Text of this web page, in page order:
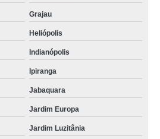
Jardim Marajoara
Clube
Araçatuba
Grajau
Heliópolis
Indianópolis
Ipiranga
Jabaquara
Jardim Europa
Jardim Luzitânia